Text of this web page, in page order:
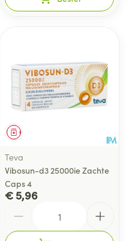
Geneesmiddel
Teva
Vibosun-d3 25000ie Zachte
Caps 4
€ 5,96